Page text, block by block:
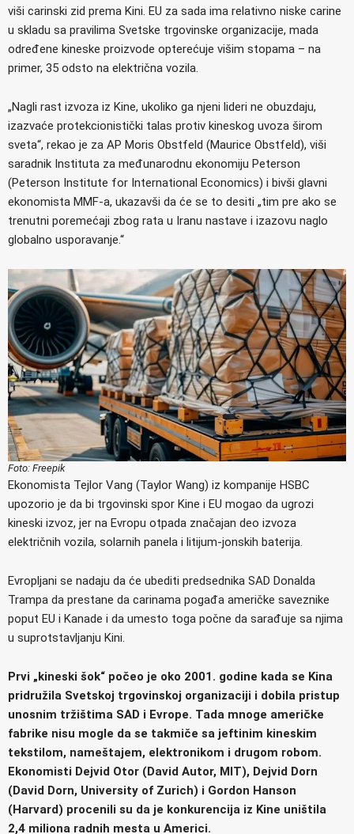
viši carinski zid prema Kini. EU za sada ima relativno niske carine
u skladu sa pravilima Svetske trgovinske organizacije, mada
određene kineske proizvode opterećuje višim stopama – na
primer, 35 odsto na električna vozila.
„Nagli rast izvoza iz Kine, ukoliko ga njeni lideri ne obuzdaju,
izazvaće protekcionistički talas protiv kineskog uvoza širom
sveta“, rekao je za AP Moris Obstfeld (Maurice Obstfeld), viši
saradnik Instituta za međunarodnu ekonomiju Peterson
(Peterson Institute for International Economics) i bivši glavni
ekonomista MMF-a, ukazavši da će se to desiti „tim pre ako se
trenutni poremećaji zbog rata u Iranu nastave i izazovu naglo
globalno usporavanje.“
Foto: Freepik
Ekonomista Tejlor Vang (Taylor Wang) iz kompanije HSBC
upozorio je da bi trgovinski spor Kine i EU mogao da ugrozi
kineski izvoz, jer na Evropu otpada značajan deo izvoza
električnih vozila, solarnih panela i litijum-jonskih baterija.
Evropljani se nadaju da će ubediti predsednika SAD Donalda
Trampa da prestane da carinama pogađa američke saveznike
poput EU i Kanade i da umesto toga počne da sarađuje sa njima
u suprotstavljanju Kini.
Prvi „kineski šok“ počeo je oko 2001. godine kada se Kina
pridružila Svetskoj trgovinskoj organizaciji i dobila pristup
unosnim tržištima SAD i Evrope. Tada mnoge američke
fabrike nisu mogle da se takmiče sa jeftinim kineskim
tekstilom, nameštajem, elektronikom i drugom robom.
Ekonomisti Dejvid Otor (David Autor, MIT), Dejvid Dorn
(David Dorn, University of Zurich) i Gordon Hanson
(Harvard) procenili su da je konkurencija iz Kine uništila
2,4 miliona radnih mesta u Americi.